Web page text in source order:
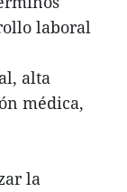
laboral
alta
médica,
la